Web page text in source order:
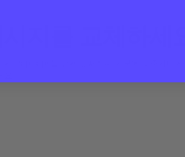
지를 교체하세요
지 PopTops을 쉽게 교체하여 기분에 맞추거나